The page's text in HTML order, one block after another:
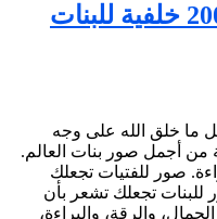
صور بنات 2024 – اجمل 200 خلفية للبنات
ما خلق الله على وجه
من أجمل صور بنات العالم.
صور للفتيات تجعلك
للبنات تجعلك تشعر بأن
والرقة، والبراءة،